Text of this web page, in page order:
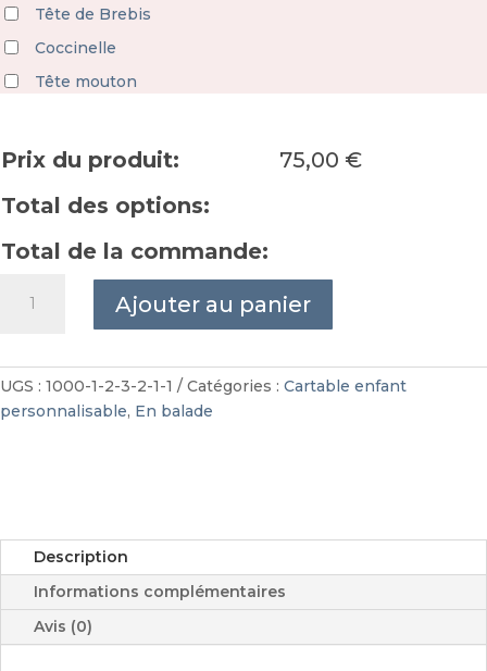
Tête de Brebis
Coccinelle
Tête mouton
Prix du produit: 75,00 €
Total des options:
Total de la commande:
liberty
personnalisable
Ajouter au panier
UGS : 1000-1-2-3-2-1-1 Catégories : Cartable enfant
personnalisable, En balade
Description
Informations complémentaires
Avis (0)